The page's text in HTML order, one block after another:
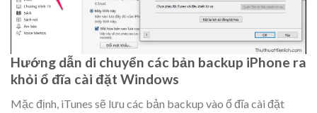
Hướng dẫn di chuyển các bản backup iPhone ra
khỏi ổ đĩa cài đặt Windows
Mặc định, iTunes sẽ lưu các bản backup vào ổ đĩa cài đặt